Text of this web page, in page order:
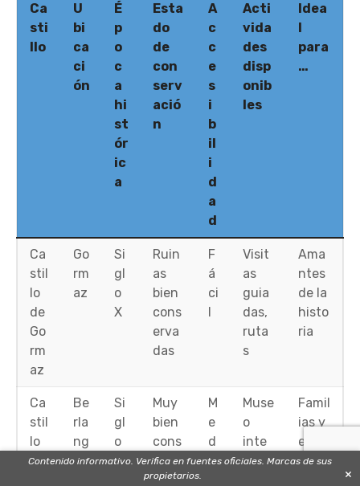
Ca
sti
llo
U
bi
ca
ci
ón
É
p
o
c
a
hi
st
ór
ic
a
Esta
do
de
con
serv
ació
n
A
c
c
e
s
i
b
il
i
d
a
d
Acti
vida
des
disp
onib
les
Idea
para
…
Ca
stil
lo
de
Go
rm
az
Go
rm
az
Si
gl
o
X
Ruin
as
bien
cons
erva
das
F
á
ci
Visit
as
guia
das,
ruta
s
Ama
ntes
de la
histo
ria
Ca
stil
lo
de
Be
rla
ng
a
Si
gl
o
X
Muy
bien
cons
erva
do
M
e
d
ia
Muse
o
inte
grad
Famil
ias y
escol
ares
Contenido informativo. Verifica en fuentes oficiales. Marcas de sus
propietarios.
×